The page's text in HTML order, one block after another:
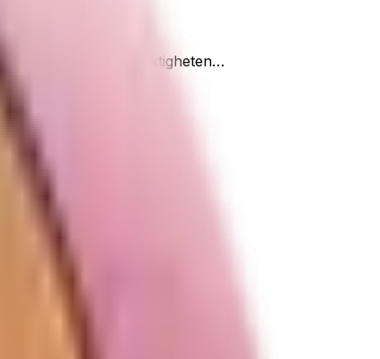
att den höjer fuktigheten…
för dig.